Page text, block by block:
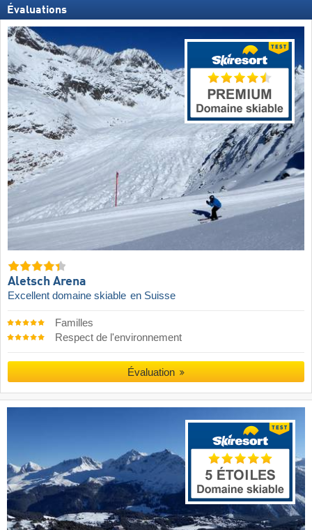
Évaluations
Aletsch Arena
Excellent domaine skiable en Suisse
Familles
Respect de l'environnement
Évaluation